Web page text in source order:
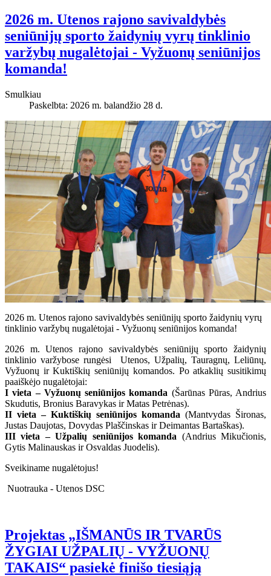
2026 m. Utenos rajono savivaldybės
seniūnijų sporto žaidynių vyrų tinklinio
varžybų nugalėtojai - Vyžuonų seniūnijos
komanda!
Smulkiau
Paskelbta: 2026 m. balandžio 28 d.
2026 m. Utenos rajono savivaldybės seniūnijų sporto žaidynių vyrų
tinklinio varžybų nugalėtojai - Vyžuonų seniūnijos komanda!
2026 m. Utenos rajono savivaldybės seniūnijų sporto žaidynių
tinklinio varžybose rungėsi Utenos, Užpalių, Tauragnų, Leliūnų,
Vyžuonų ir Kuktiškių seniūnijų komandos. Po atkaklių susitikimų
paaiškėjo nugalėtojai:
I vieta – Vyžuonų seniūnijos komanda (Šarūnas Pūras, Andrius
Skudutis, Bronius Baravykas ir Matas Petrėnas).
II vieta – Kuktiškių seniūnijos komanda (Mantvydas Šironas,
Justas Daujotas, Dovydas Plaščinskas ir Deimantas Bartaškas).
III vieta – Užpalių seniūnijos komanda (Andrius Mikučionis,
Gytis Malinauskas ir Osvaldas Juodelis).
Sveikiname nugalėtojus!
Nuotrauka - Utenos DSC
Projektas „IŠMANŪS IR TVARŪS
ŽYGIAI UŽPALIŲ - VYŽUONŲ
TAKAIS“ pasiekė finišo tiesiąją